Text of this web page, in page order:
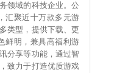
领域的科技企业。公
汇聚近十万款多元游
类型，提供下载、更
鲜明，兼具高福利游
分享等功能，通过智
致力于打造优质游戏